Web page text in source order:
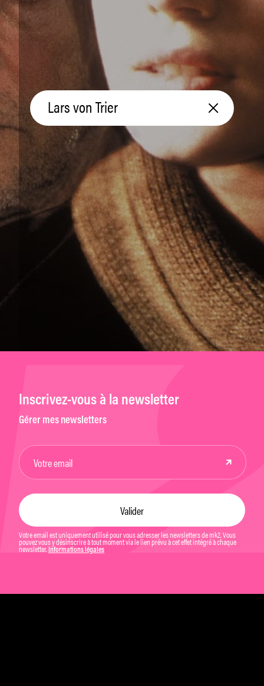
Inscrivez-vous à la newsletter
Gérer mes newsletters
Votre email est uniquement utilisé pour vous adresser les newsletters de mk2. Vous
pouvez vous y désinscrire à tout moment via le lien prévu à cet effet intégré à chaque
newsletter. Informations légales